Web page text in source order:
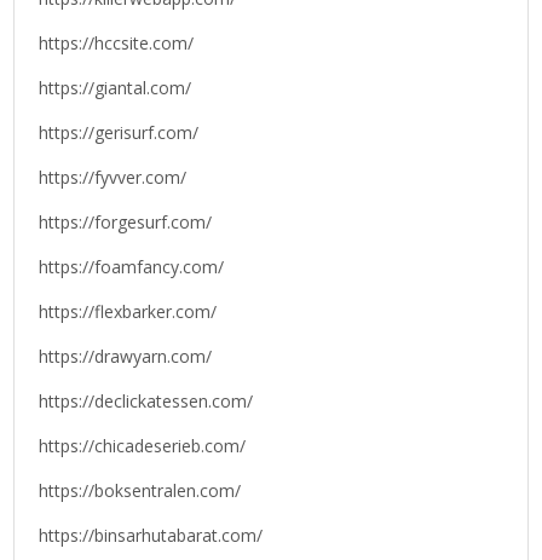
https://hccsite.com/
https://giantal.com/
https://gerisurf.com/
https://fyvver.com/
https://forgesurf.com/
https://foamfancy.com/
https://flexbarker.com/
https://drawyarn.com/
https://declickatessen.com/
https://chicadeserieb.com/
https://boksentralen.com/
https://binsarhutabarat.com/